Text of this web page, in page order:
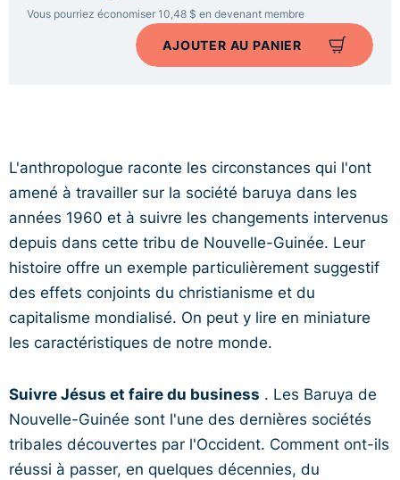
Vous pourriez économiser 10,48 $ en devenant membre
AJOUTER AU PANIER
L'anthropologue raconte les circonstances qui l'ont
amené à travailler sur la société baruya dans les
années 1960 et à suivre les changements intervenus
depuis dans cette tribu de Nouvelle-Guinée. Leur
histoire offre un exemple particulièrement suggestif
des effets conjoints du christianisme et du
capitalisme mondialisé. On peut y lire en miniature
les caractéristiques de notre monde.
Suivre Jésus et faire du business . Les Baruya de
Nouvelle-Guinée sont l'une des dernières sociétés
tribales découvertes par l'Occident. Comment ont-ils
réussi à passer, en quelques décennies, du